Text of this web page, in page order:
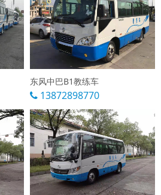
东风中巴B1教练车
13872898770